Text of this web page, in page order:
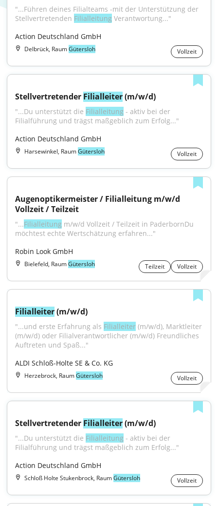
"...Führen deines Filialteams -mit der Unterstützung der
Stellvertretenden Filialleitung Verantwortung..."
Action Deutschland GmbH
Delbrück, RaumGütersloh Vollzeit
Stellvertretender Filialleiter (m/w/d)
"...Du unterstützt die Filialleitung - aktiv bei der
Filialführung und trägst maßgeblich zum Erfolg..."
Action Deutschland GmbH
Harsewinkel, RaumGütersloh Vollzeit
Augenoptikermeister / Filialleitung m/w/d
Vollzeit / Teilzeit
"...Filialleitung m/w/d Vollzeit / Teilzeit in PaderbornDu
möchtest echte Wertschätzung erfahren..."
Robin Look GmbH
Bielefeld, RaumGütersloh Teilzeit Vollzeit
Filialleiter (m/w/d)
"...und erste Erfahrung als Filialleiter (m/w/d), Marktleiter
(m/w/d) oder Filialverantwortlicher (m/w/d) Freundliches
Auftreten und Spaß..."
ALDI Schloß-Holte SE & Co. KG
Herzebrock, RaumGütersloh Vollzeit
Stellvertretender Filialleiter (m/w/d)
"...Du unterstützt die Filialleitung - aktiv bei der
Filialführung und trägst maßgeblich zum Erfolg..."
Action Deutschland GmbH
Schloß Holte Stukenbrock, RaumGütersloh Vollzeit